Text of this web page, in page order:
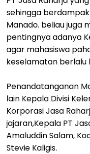
sehingga
Manado. beliau juga
pentingnya adanya
agar mahasiswa
keselamatan berlalu
Penandatanganan
lain Kepala Divisi
Korporasi Jasa
jajaran,Kepala PT
Amaluddin Salam,
Stevie Kaligis.